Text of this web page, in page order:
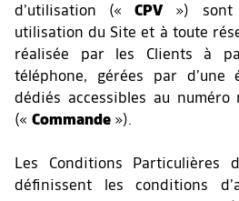
d’utilisation («CPV ») sont
utilisation du Site et à toute
réalisée par les Clients à
téléphone, gérées par d’une
dédiés accessibles au
(« Commande »).
Les Conditions Particulières
définissent les conditions